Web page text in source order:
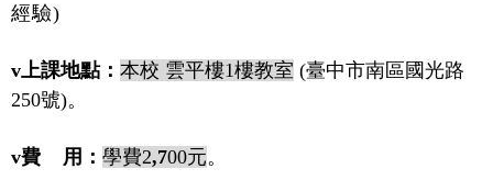
經驗)
v 上課地點： 本校 雲平樓1樓教室 (臺中市南區國光路
250號)。
v費 用： 學費2,700元。